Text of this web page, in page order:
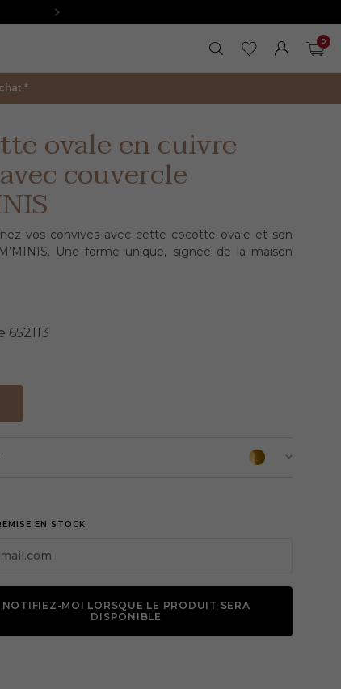
FERMER LA
RECHERCHER
MES FAVORIS
MON
0
ovale en cuivre
couvercle
vos convives avec cette cocotte ovale et son
Une forme unique, signée de la maison
652113
EN STOCK
NOTIFIEZ-MOI LORSQUE LE PRODUIT SERA
DISPONIBLE